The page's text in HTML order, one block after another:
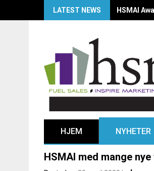
LATEST NEWS HSMAI
HJEM NYHETER
HSMAI med mange